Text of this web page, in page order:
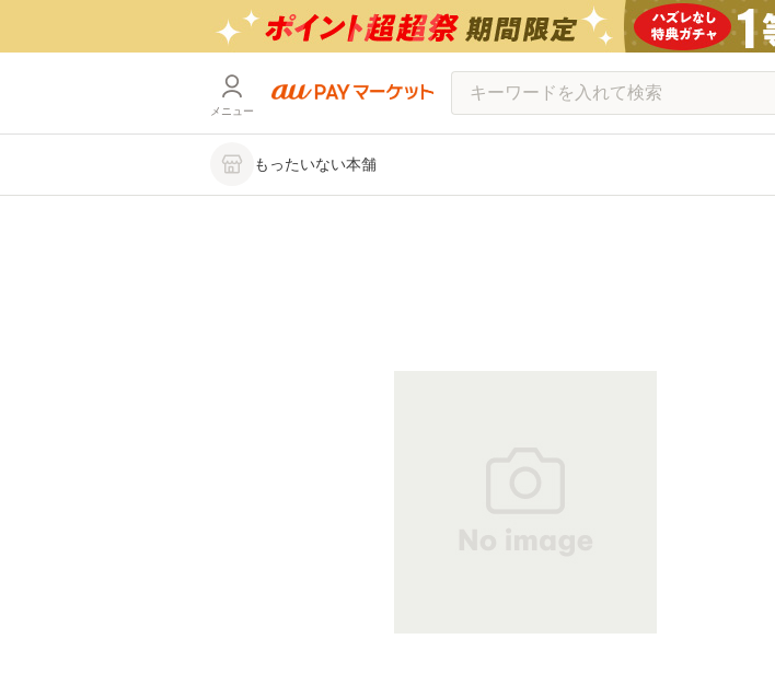
メニュー
もったいない本舗